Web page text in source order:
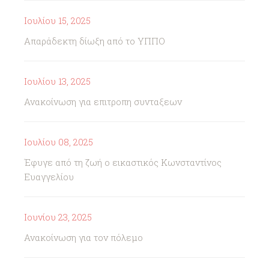
Ιουλίου 15, 2025
Απαράδεκτη δίωξη από το ΥΠΠΟ
Ιουλίου 13, 2025
Ανακοίνωση για επιτροπη συνταξεων
Ιουλίου 08, 2025
Έφυγε από τη ζωή ο εικαστικός Κωνσταντίνος
Ευαγγελίου
Ιουνίου 23, 2025
Ανακοίνωση για τον πόλεμο